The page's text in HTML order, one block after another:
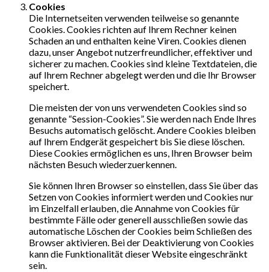
Cookies
Die Internetseiten verwenden teilweise so genannte
Cookies. Cookies richten auf Ihrem Rechner keinen
Schaden an und enthalten keine Viren. Cookies dienen
dazu, unser Angebot nutzerfreundlicher, effektiver und
sicherer zu machen. Cookies sind kleine Textdateien, die
auf Ihrem Rechner abgelegt werden und die Ihr Browser
speichert.
Die meisten der von uns verwendeten Cookies sind so
genannte “Session-Cookies”. Sie werden nach Ende Ihres
Besuchs automatisch gelöscht. Andere Cookies bleiben
auf Ihrem Endgerät gespeichert bis Sie diese löschen.
Diese Cookies ermöglichen es uns, Ihren Browser beim
nächsten Besuch wiederzuerkennen.
Sie können Ihren Browser so einstellen, dass Sie über das
Setzen von Cookies informiert werden und Cookies nur
im Einzelfall erlauben, die Annahme von Cookies für
bestimmte Fälle oder generell ausschließen sowie das
automatische Löschen der Cookies beim Schließen des
Browser aktivieren. Bei der Deaktivierung von Cookies
kann die Funktionalität dieser Website eingeschränkt
sein.